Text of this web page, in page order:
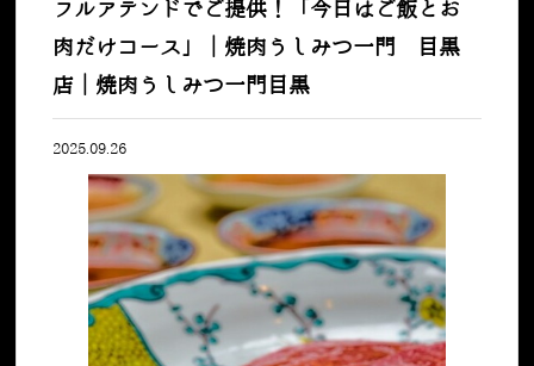
フルアテンドでご提供！「今日はご飯とお
肉だけコース」｜焼肉うしみつ一門 目黒
店｜焼肉うしみつ一門目黒
2025.09.26